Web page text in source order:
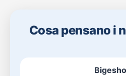
Cosa pensano i